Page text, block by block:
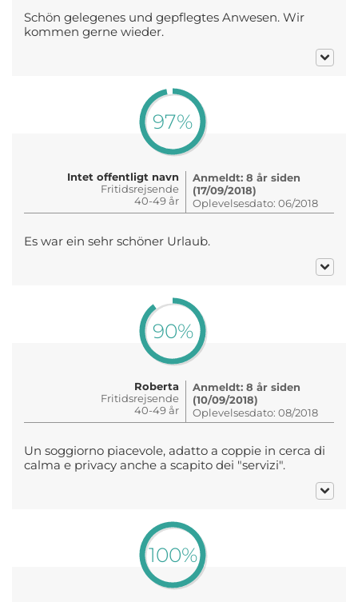
Schön gelegenes und gepflegtes Anwesen. Wir
kommen gerne wieder.
97%
Intet offentligt navn
Fritidsrejsende
40-49 år
Anmeldt: 8 år siden
(17/09/2018)
Oplevelsesdato: 06/2018
Es war ein sehr schöner Urlaub.
90%
Roberta
Fritidsrejsende
40-49 år
Anmeldt: 8 år siden
(10/09/2018)
Oplevelsesdato: 08/2018
Un soggiorno piacevole, adatto a coppie in cerca di
calma e privacy anche a scapito dei "servizi".
100%